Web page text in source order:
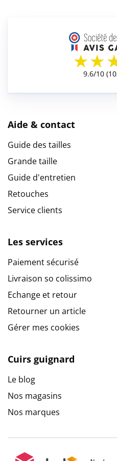
Aide & contact
Guide des tailles
Grande taille
Guide d'entretien
Retouches
Service clients
Les services
Paiement sécurisé
Livraison so colissimo
Echange et retour
Retourner un article
Gérer mes cookies
Cuirs guignard
Le blog
Nos magasins
Nos marques